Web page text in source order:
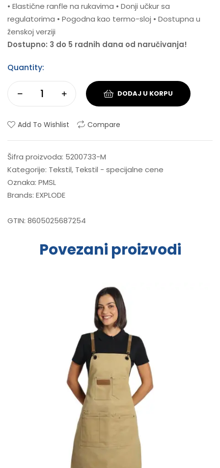
• Elastične ranfle na rukavima • Donji učkur sa
regulatorima • Pogodna kao termo-sloj • Dostupna u
ženskoj verziji
Dostupno: 3 do 5 radnih dana od naručivanja!
Quantity:
DODAJ U KORPU
Add To Wishlist Compare
Šifra proizvoda: 5200733-M
Kategorije: Tekstil, Tekstil - specijalne cene
Oznaka: PMSL
Brands: EXPLODE
GTIN: 8605025687254
Povezani proizvodi